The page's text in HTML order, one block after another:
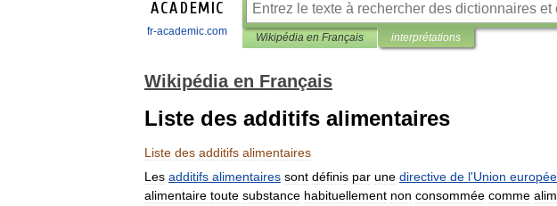
fr-academic.com Wikipédia en Français interprétations
Wikipédia en Français
Liste des additifs alimentaires
Liste des additifs alimentaires
Les additifs alimentaires sont définis par une directive de l'Union
alimentaire toute substance habituellement non consommée comme